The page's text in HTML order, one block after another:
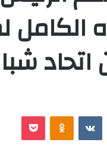
الكامل
اتحاد
‏VKontakte
Odnoklassniki بوكيت